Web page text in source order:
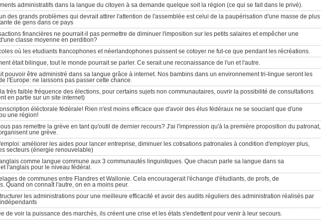
administratifs dans la langue du citoyen à sa demande quelque soit la région (ce qui se fait dans le privé).
des grands problèmes qui devrait attirer l'attention de l'assemblée est celui de la paupérisation d'une masse de plus
de gens dans ce pays
financières ne pourrait-il pas permettre de diminuer l'imposition sur les petits salaires et empêcher une
classe moyenne en perdition?
où les etudiants francophones et néerlandophones puissent se cotoyer ne fut-ce que pendant les récréations.
était bilingue, tout le monde pourrait se parler. Ce serait une reconaissance de l'un et l'autre.
pouvoir être administré dans sa langue grâce à internet. Nos bambins dans un environnement tri-lingue seront les
l'Europe: ne laissons pas passer cette chance.
très faible fréquence des élections, pour certains sujets non communautaires, ouvrir la possibilité de consultations
en partie sur un site internet)
éléctorale fédérale! Rien n'est moins efficace que d'avoir des élus fédéraux ne se souciant que d'une
une région!
pas remettre la grève en tant qu'outil de dernier recours? J'ai l'impression qu'à la première proposition du patronat,
une grève.
améliorer les aides pour lancer entreprise, diminuer les cotisations patronales à condition d'employer plus,
secteurs (énergie renouvelable)
comme langue commune aux 3 communautés linguistiques. Que chacun parle sa langue dans sa
l'anglais pour le niveau fédéral.
de communes entre Flandres et Wallonie. Cela encouragerait l'échange d'étudiants, de profs, de
Quand on connaît l'autre, on en a moins peur.
les administrations pour une meilleure efficacité et avoir des audits réguliers des administration réalisés par
de voir la puissance des marchés, ils créent une crise et les états s'endettent pour venir à leur secours.